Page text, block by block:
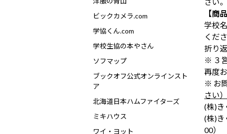
【商
学校
くださ
折り
※ ３
再度
※ お
さい）
(株)
(株)
00）
ビックカメラ.com
学協くん.com
学校生協の本やさん
ソフマップ
ブックオフ公式オンラインスト
ア
北海道日本ハムファイターズ
ミキハウス
ワイ・ヨット